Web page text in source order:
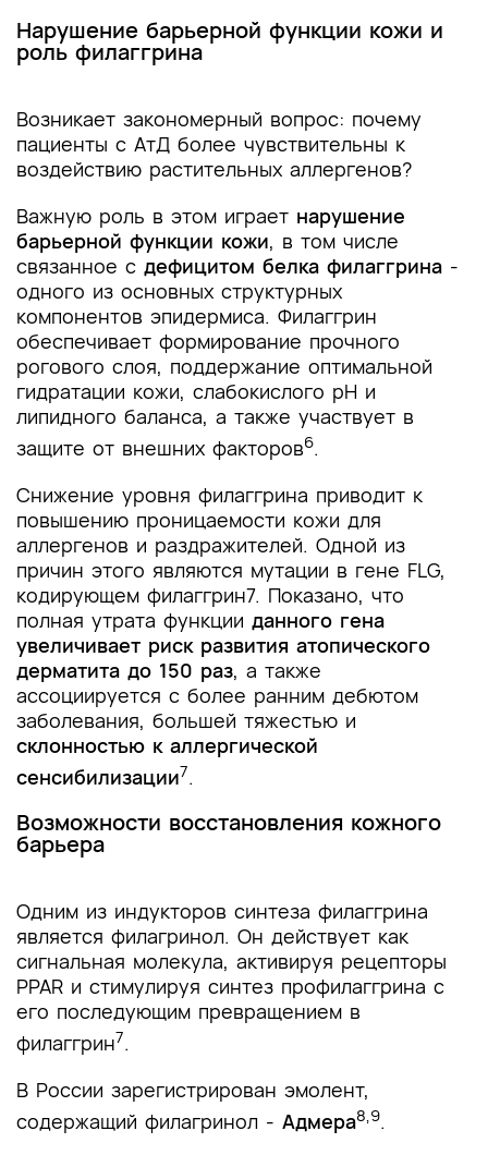
Нарушение барьерной функции кожи и
роль филаггрина
Возникает закономерный вопрос: почему
пациенты с АтД более чувствительны к
воздействию растительных аллергенов?
Важную роль в этом играет нарушение
барьерной функции кожи, в том числе
связанное с дефицитом белка филаггрина -
одного из основных структурных
компонентов эпидермиса. Филаггрин
обеспечивает формирование прочного
рогового слоя, поддержание оптимальной
гидратации кожи, слабокислого рН и
липидного баланса, а также участвует в
защите от внешних факторов6.
Снижение уровня филаггрина приводит к
повышению проницаемости кожи для
аллергенов и раздражителей. Одной из
причин этого являются мутации в гене FLG,
кодирующем филаггрин7. Показано, что
полная утрата функции данного гена
увеличивает риск развития атопического
дерматита до 150 раз, а также
ассоциируется с более ранним дебютом
заболевания, большей тяжестью и
склонностью к аллергической
сенсибилизации7.
Возможности восстановления кожного
барьера
Одним из индукторов синтеза филаггрина
является филагринол. Он действует как
сигнальная молекула, активируя рецепторы
PPAR и стимулируя синтез профилаггрина с
его последующим превращением в
филаггрин7.
В России зарегистрирован эмолент,
содержащий филагринол - Адмера8,9.